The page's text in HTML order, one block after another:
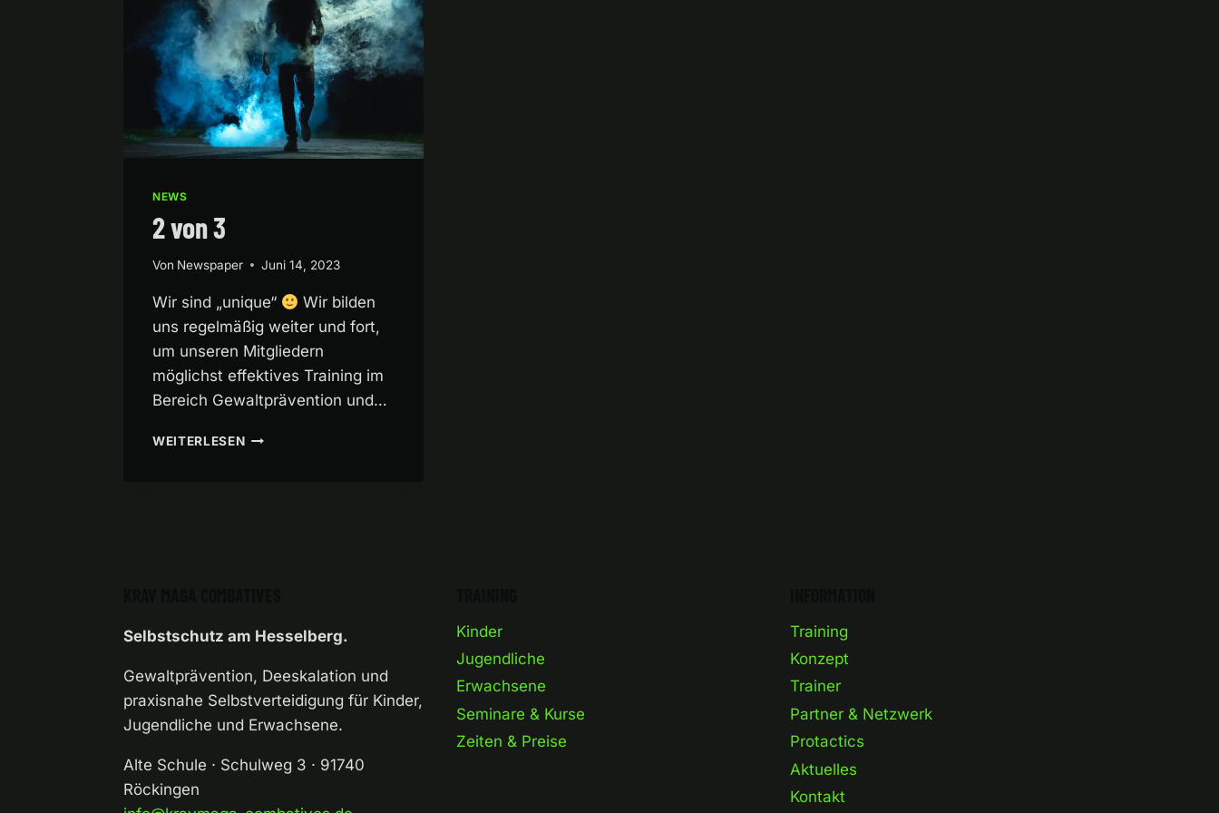
NEWS
2 von 3
Von Newspaper Juni 14, 2023
Wir sind „unique“
Wir bilden
uns regelmäßig weiter und fort,
um unseren Mitgliedern
möglichst effektives Training im
Bereich Gewaltprävention und…
WEITERLESEN2
Selbstschutz am Hesselberg.
Gewaltprävention, Deeskalation und
praxisnahe Selbstverteidigung für Kinder,
Jugendliche und Erwachsene.
Alte Schule · Schulweg 3 · 91740
Röckingen
Kinder
Jugendliche
Erwachsene
Seminare & Kurse
Zeiten & Preise
Training
Konzept
Trainer
Partner & Netzwerk
Protactics
Aktuelles
Kontakt